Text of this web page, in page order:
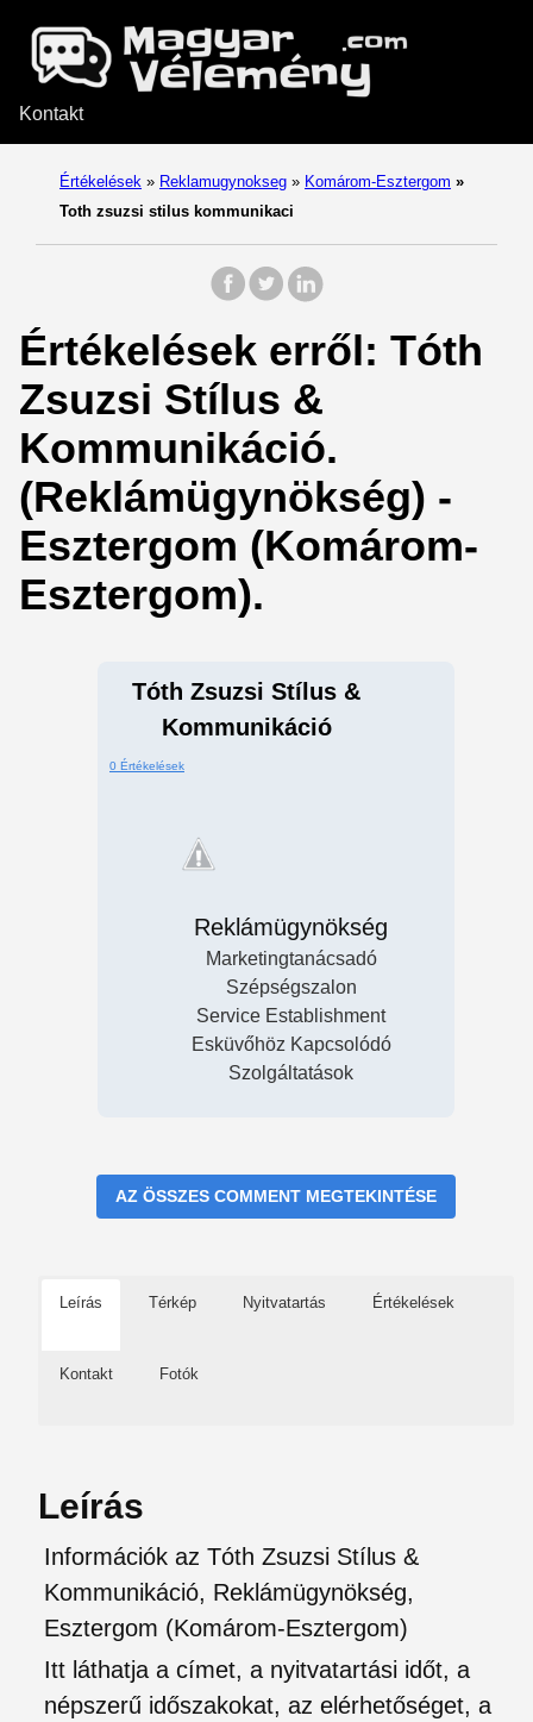
Kontakt
Értékelések » Reklamugynokseg » Komárom-Esztergom »
Toth zsuzsi stilus kommunikaci
Értékelések erről: Tóth
Zsuzsi Stílus &
Kommunikáció.
(Reklámügynökség) -
Esztergom (Komárom-
Esztergom).
Tóth Zsuzsi Stílus &
Kommunikáció
0 Értékelések
Reklámügynökség
Marketingtanácsadó
Szépségszalon
Service Establishment
Esküvőhöz Kapcsolódó
Szolgáltatások
AZ ÖSSZES COMMENT MEGTEKINTÉSE
Leírás Térkép Nyitvatartás Értékelések
Kontakt Fotók
Leírás
Információk az Tóth Zsuzsi Stílus &
Kommunikáció, Reklámügynökség,
Esztergom (Komárom-Esztergom)
Itt láthatja a címet, a nyitvatartási időt, a
népszerű időszakokat, az elérhetőséget, a